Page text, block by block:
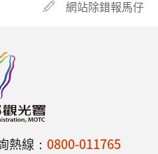
網站除錯報馬仔
熱線： 0800-011765